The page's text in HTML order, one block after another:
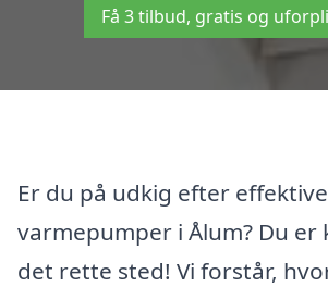
Få 3 tilbud, gratis og
Er du på udkig efter
varmepumper i Ålum? Du er
det rette sted! Vi forstår,